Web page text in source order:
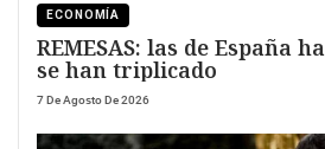
ECONOMÍA
REMESAS: las de España
se han triplicado
7 De Agosto De 2026